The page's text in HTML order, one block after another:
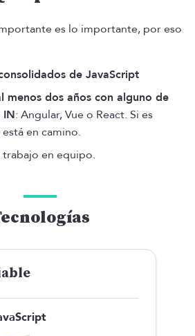
es lo importante, por eso
de JavaScript
menos dos años con alguno de
IN: Angular, Vue o React. Si es
está en camino.
trabajo en equipo.